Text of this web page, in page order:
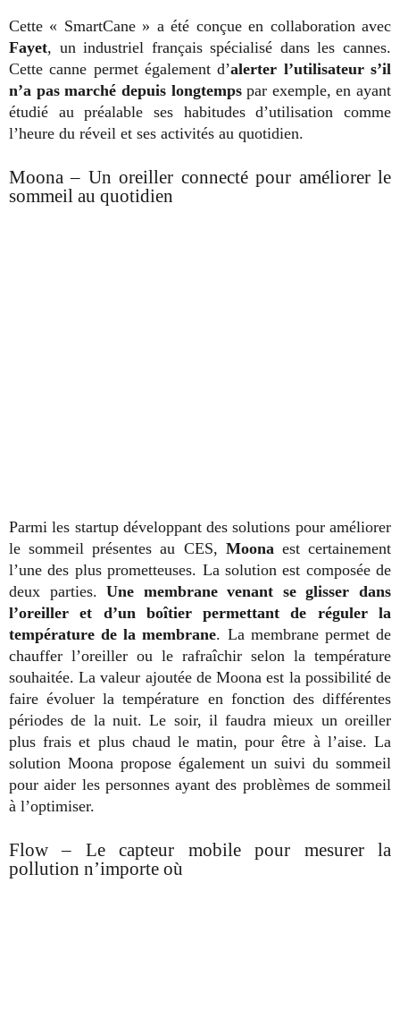
Cette « SmartCane » a été conçue en collaboration avec
Fayet, un industriel français spécialisé dans les cannes.
Cette canne permet également d’alerter l’utilisateur s’il
n’a pas marché depuis longtempspar exemple, en ayant
étudié au préalable ses habitudes d’utilisation comme
l’heure du réveil et ses activités au quotidien.
Moona – Un oreiller connecté pour améliorer le
sommeil au quotidien
Parmi les startup développant des solutions pour améliorer
le sommeil présentes au CES, Moona est certainement
l’une des plus prometteuses. La solution est composée de
deux parties. Une membrane venant se glisser dans
l’oreiller et d’un boîtier permettant de réguler la
température de la membrane. La membrane permet de
chauffer l’oreiller ou le rafraîchir selon la température
souhaitée. La valeur ajoutée de Moona est la possibilité de
faire évoluer la température en fonction des différentes
périodes de la nuit. Le soir, il faudra mieux un oreiller
plus frais et plus chaud le matin, pour être à l’aise. La
solution Moona propose également un suivi du sommeil
pour aider les personnes ayant des problèmes de sommeil
à l’optimiser.
Flow – Le capteur mobile pour mesurer la
pollution n’importe où